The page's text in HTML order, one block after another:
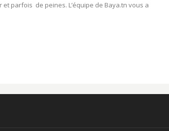
parfois de peines. L’équipe de Baya.tn vous a